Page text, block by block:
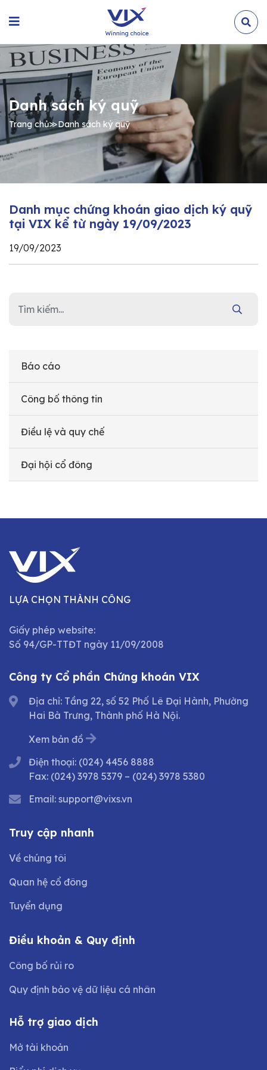
Danh sách ký quỹ
Trang chủ≫Danh sách ký quỹ
Báo cáo
Công bố thông tin
Điều lệ và quy chế
Đại hội cổ đông
Danh mục chứng khoán giao dịch ký quỹ
tại VIX kể từ ngày 19/09/2023
19/09/2023
LỰA CHỌN THÀNH CÔNG
Giấy phép website:
Số 94/GP-TTĐT ngày 11/09/2008
Công ty Cổ phần Chứng khoán VIX
Địa chỉ: Tầng 22, số 52 Phố Lê Đại Hành, Phường
Hai Bà Trưng, Thành phố Hà Nội.
Xem bản đồ
Điện thoại: (024) 4456 8888
Fax: (024) 3978 5379 – (024) 3978 5380
Email: support@vixs.vn
Truy cập nhanh
Về chúng tôi
Quan hệ cổ đông
Tuyển dụng
Điều khoản & Quy định
Công bố rủi ro
Quy định bảo vệ dữ liệu cá nhân
Hỗ trợ giao dịch
Mở tài khoản